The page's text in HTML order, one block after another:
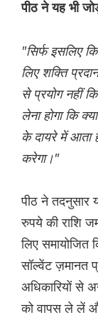
पीठ ने यह भी
"सिर्फ इसलिए
लिए शक्ति
से प्रयोग नहीं
लेना होगा कि
के दायरे में आता
करेगा।"
पीठ ने तदनुसार
रुपये की राशि
लिए
सॉल्वेंट ज़मानत
अधिकारियों से
को वापस ले लें